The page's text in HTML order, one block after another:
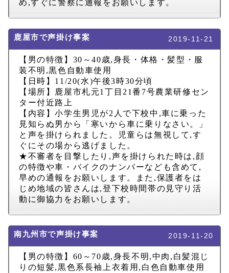
め ,すぐに警察に通報をお願いします。
鹿屋市で声掛け事案 2019-11-21
【男の特徴】 30 ～40歳,身長・体格・髪型・服
装不明 ,黒色自動車使用
【日時】 11/20(水)午後3時30分頃
【場所】鹿屋市札元1丁目 21番 7号農業研修セン
ター付近路上
【内容】小学生男児が2 人で下校中 ,車に乗った
見知らぬ男から「寒いから車に乗りなさい。」
と声を掛けられました。児童らは無視して ,す
ぐにその場から逃げました。
★不審者を目撃したり ,声を掛けられた時は , 顔
の特徴や車・バイクのナンバーなども含めて ,
早めの通報をお願いします。また ,保護者をは
じめ地域の皆さんは,登下校時間帯の見守り活
動に御協力をお願いします。
南九州市で声掛け事案 2019-11-20
【男の特徴】 60 ～ 70歳,身長不明 ,中肉 , 白髪混じ
りの短髪,黒色系長袖上衣着用 , 白色自動車使用